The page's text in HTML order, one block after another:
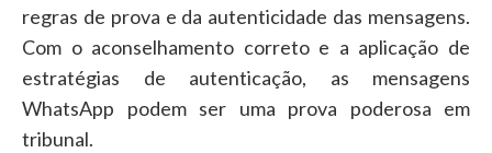
regras de prova e da autenticidade das mensagens.
Com o aconselhamento correto e a aplicação de
estratégias de autenticação, as mensagens
WhatsApp podem ser uma prova poderosa em
tribunal.